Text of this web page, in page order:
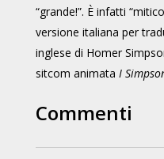
“grande!”. È infatti
versione italiana per
inglese di Homer
sitcom animata I
Commenti